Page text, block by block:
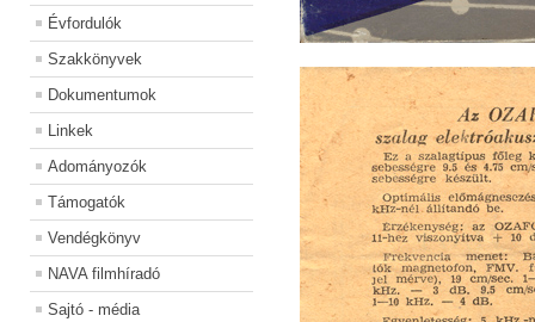
Évfordulók
Szakkönyvek
Dokumentumok
Linkek
Adományozók
Támogatók
Vendégkönyv
NAVA filmhíradó
Sajtó - média